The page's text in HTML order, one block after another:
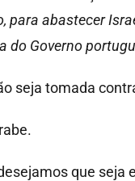
para abastecer
do Governo
seja tomada
que seja